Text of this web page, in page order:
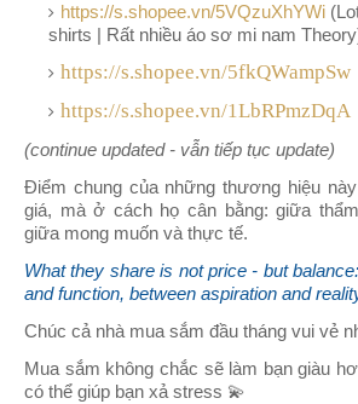
https://s.shopee.vn/5VQzuXhYWi
shirts | Rất nhiều áo sơ mi nam
https://s.shopee.vn/5fkQWampSw
https://s.shopee.vn/1LbRPmzDqA
(continue updated - vẫn tiếp tục update)
Điểm chung của những thương hiệu
giá, mà ở cách họ cân bằng: giữa
giữa mong muốn và thực tế.
What they share is not price - but
and function, between aspiration and
Chúc cả nhà mua sắm đầu tháng vui vẻ
Mua sắm không chắc sẽ làm bạn giàu
có thể giúp bạn xả stress 💫